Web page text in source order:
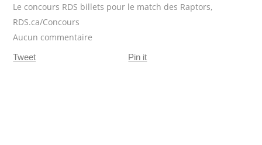
Le concours RDS billets pour le match des Raptors,
RDS.ca/Concours
Aucun commentaire
Tweet Pin it